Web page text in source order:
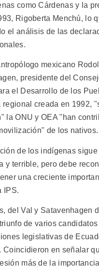
como Cárdenas y la
Rigoberta Menchú, lo
el análisis de las
mexicano
presidente del
el Desarrollo de los
regional creada en 1992,
la ONU y OEA "han
de los nativos.
de los indígenas
y terrible, pero debe
una creciente
IPS.
del Val y Satavenhagen
de varios
legislativas de
Coincidieron en señalar
más de la